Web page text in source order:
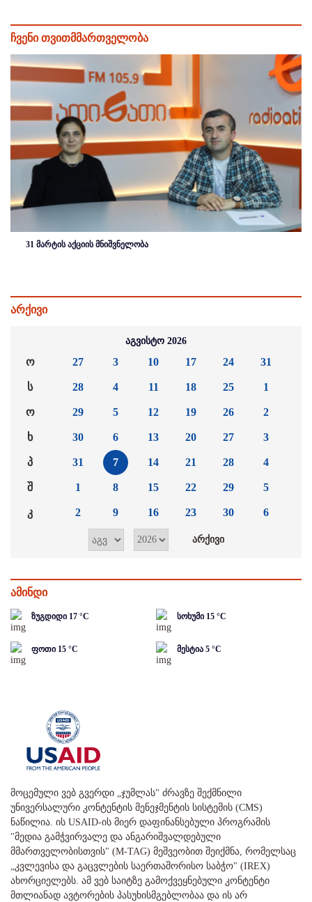
ჩვენი თვითმმართველობა
31 მარტის აქციის მნიშვნელობა
არქივი
აგვისტო 2026
ო
ს
ო
ხ
პ
შ
კ
27
28
29
30
31
1
2
3
4
5
6
7
8
9
10
11
12
13
14
15
16
17
18
19
20
21
22
23
24
25
26
27
28
29
30
31
1
2
3
4
5
6
ამინდი
ზუგდიდი 17 °C სოხუმი 15 °C
ფოთი 15 °C მესტია 5 °C
მოცემული ვებ გვერდი „ჯუმლას" ძრავზე შექმნილი
უნივერსალური კონტენტის მენეჯმენტის სისტემის (CMS)
ნაწილია. ის USAID-ის მიერ დაფინანსებული პროგრამის
"მედია გამჭვირვალე და ანგარიშვალდებული
მმართველობისთვის" (M-TAG) მეშვეობით შეიქმნა, რომელსაც
„კვლევისა და გაცვლების საერთაშორისო საბჭო" (IREX)
ახორციელებს. ამ ვებ საიტზე გამოქვეყნებული კონტენტი
მთლიანად ავტორების პასუხისმგებლობაა და ის არ